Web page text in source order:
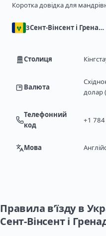
Коротка довідка для
З Сент-Вінсент і Гренадіни
Столиця
Валюта
долар
Телефонний
код
+1 784
Мова
Правила в’їзду в
Сент-Вінсент і